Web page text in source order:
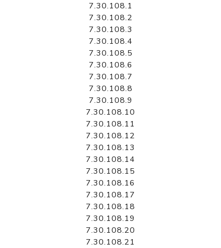
7.30.108.1
7.30.108.2
7.30.108.3
7.30.108.4
7.30.108.5
7.30.108.6
7.30.108.7
7.30.108.8
7.30.108.9
7.30.108.10
7.30.108.11
7.30.108.12
7.30.108.13
7.30.108.14
7.30.108.15
7.30.108.16
7.30.108.17
7.30.108.18
7.30.108.19
7.30.108.20
7.30.108.21